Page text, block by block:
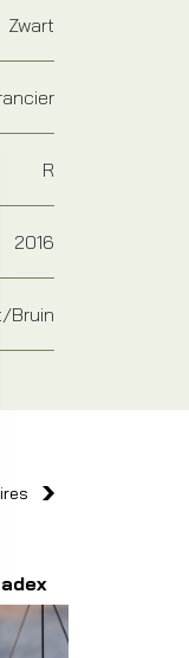
Zwart
R
2016
Bruin